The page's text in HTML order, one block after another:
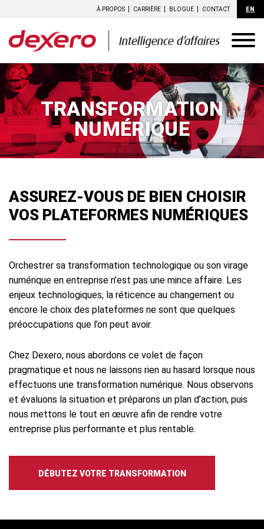
À PROPOS CARRIÈRE BLOGUE CONTACT EN
TRANSFORMATION
NUMÉRIQUE
ASSUREZ-VOUS DE BIEN CHOISIR
VOS PLATEFORMES NUMÉRIQUES
Orchestrer sa transformation technologique ou son virage
numérique en entreprise n’est pas une mince affaire. Les
enjeux technologiques, la réticence au changement ou
encore le choix des plateformes ne sont que quelques
préoccupations que l’on peut avoir.
Chez Dexero, nous abordons ce volet de façon
pragmatique et nous ne laissons rien au hasard lorsque nous
effectuons une transformation numérique. Nous observons
et évaluons la situation et préparons un plan d’action, puis
nous mettons le tout en œuvre afin de rendre votre
entreprise plus performante et plus rentable.
DÉBUTEZ VOTRE TRANSFORMATION